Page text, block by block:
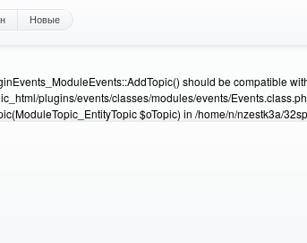
Новые
should be compatible
plugins/events/classes/modules/events/
$oTopic) in /home/n/nzestk3a/